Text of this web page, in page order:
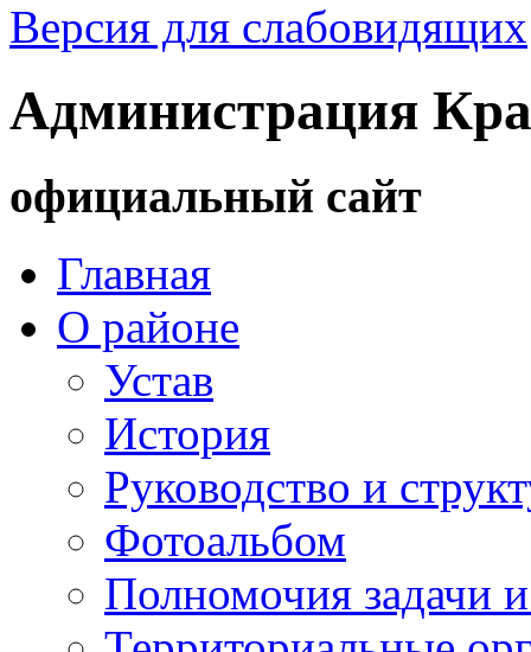
Версия для слабовидящих
Администрация
официальный сайт
Главная
О районе
Устав
История
Руководство и
Фотоальбом
Полномочия задачи